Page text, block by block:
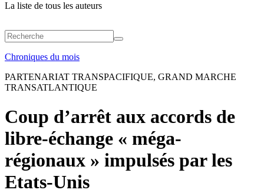
La liste de tous les auteurs
Chroniques du mois
PARTENARIAT TRANSPACIFIQUE, GRAND MARCHE
TRANSATLANTIQUE
Coup d’arrêt aux accords de
libre-échange « méga-
régionaux » impulsés par les
Etats-Unis